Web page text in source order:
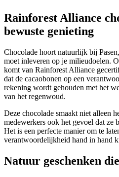
Rainforest Alliance
bewuste genieting
Chocolade hoort natuurlijk bij
moet inleveren op je milieudoelen.
komt van Rainforest Alliance
dat de cacaobonen op een
rekening wordt gehouden met het
van het regenwoud.
Deze chocolade smaakt niet alleen
medewerkers ook het gevoel dat ze
Het is een perfecte manier om te
verantwoordelijkheid hand in hand
Natuur geschenken